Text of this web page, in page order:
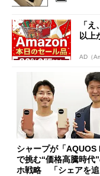
「
以上
AD（
シャープが「AQUOS
で挑む“価格高騰時代
ホ戦略 「シェアを追